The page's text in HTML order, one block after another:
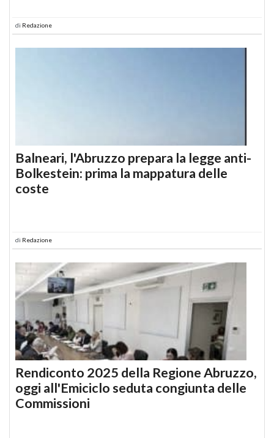
di Redazione
Balneari, l'Abruzzo prepara la legge anti-
Bolkestein: prima la mappatura delle
coste
di Redazione
Rendiconto 2025 della Regione Abruzzo,
oggi all'Emiciclo seduta congiunta delle
Commissioni